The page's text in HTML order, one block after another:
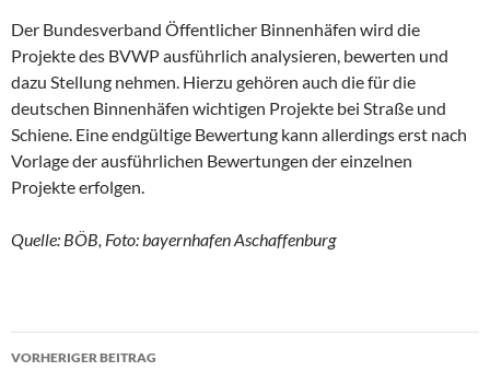
Der Bundesverband Öffentlicher Binnenhäfen wird die
Projekte des BVWP ausführlich analysieren, bewerten und
dazu Stellung nehmen. Hierzu gehören auch die für die
deutschen Binnenhäfen wichtigen Projekte bei Straße und
Schiene. Eine endgültige Bewertung kann allerdings erst nach
Vorlage der ausführlichen Bewertungen der einzelnen
Projekte erfolgen.
Quelle: BÖB, Foto: bayernhafen Aschaffenburg
VORHERIGER BEITRAG